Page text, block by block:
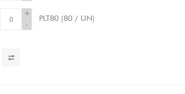
+
-
PLT80 (80 / UN)